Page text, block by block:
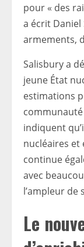
pour « des
a écrit
armements,
Salisbury a
jeune État
estimations
indiquent
nucléaires et
continue
avec
l’ampleur de
Le